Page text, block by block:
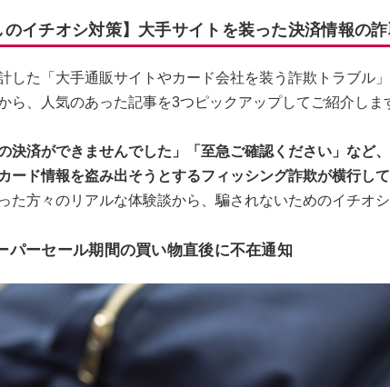
のイチオシ対策】大手サイトを装った決済情報の
した「大手通販サイトやカード会社を装う詐欺トラブル
ら、人気のあった記事を3つピックアップしてご紹介しま
の決済ができませんでした」「至急ご確認ください」など
ード情報を盗み出そうとするフィッシング詐欺が横行して
た方々のリアルな体験談から、騙されないためのイチオシ
パーセール期間の買い物直後に不在通知